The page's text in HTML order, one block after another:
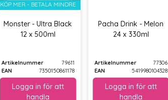
KÖP MER - BETALA MINDRE
Monster - Ultra Black
12 x 500ml
Artikelnummer
79611
EAN
7350150861178
Pacha Drink - Melon
24 x 330ml
Artikelnummer
77306
EAN
5419980104328